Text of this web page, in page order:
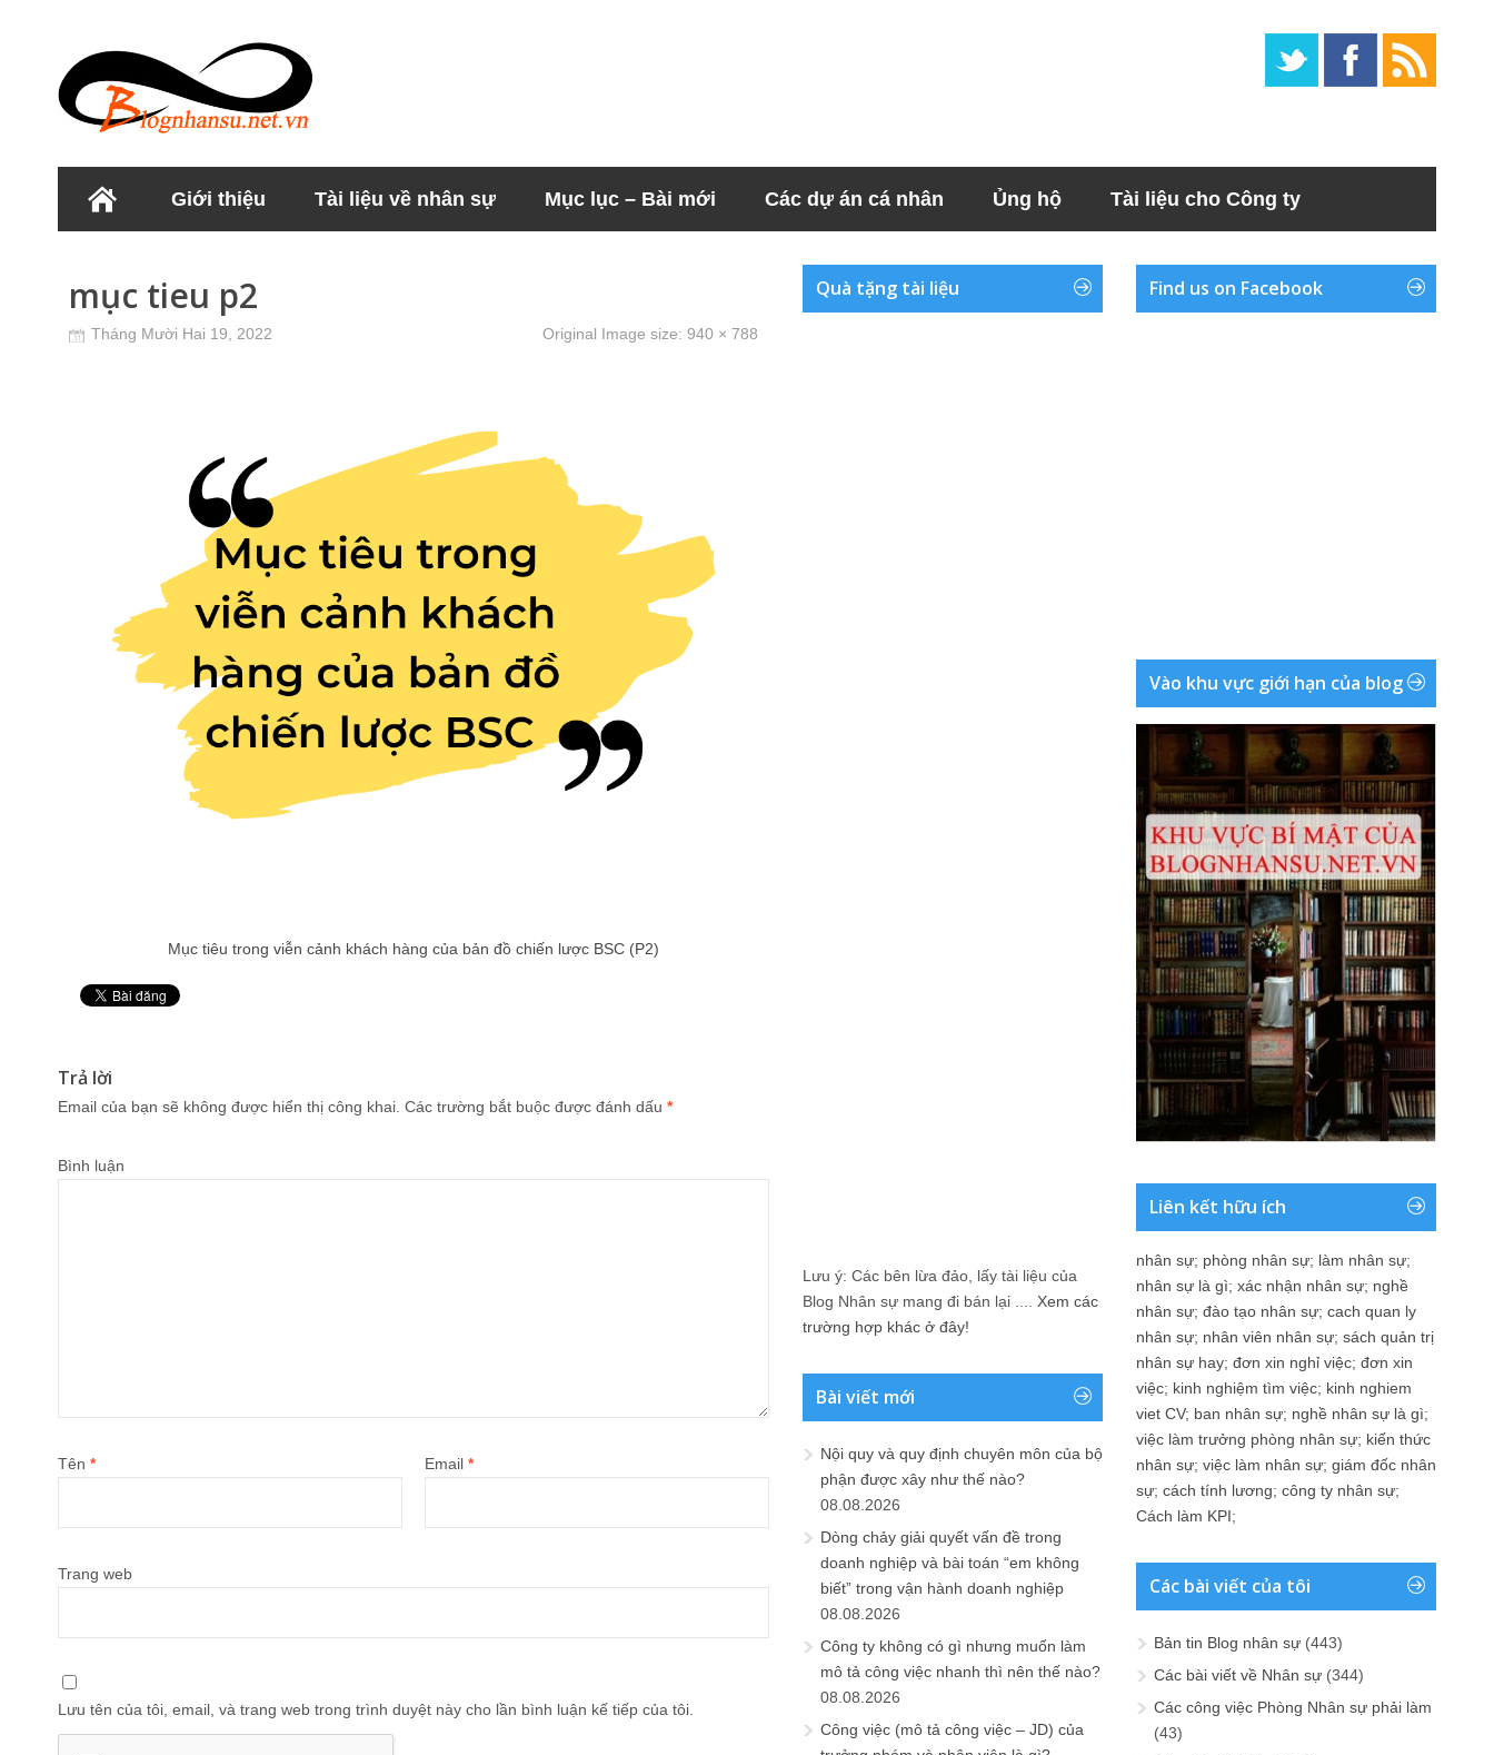
Giới thiệu Tài liệu về nhân sự Mục lục – Bài mới Các dự án cá nhân Ủng hộ Tài liệu cho Công ty
mục tieu p2
Tháng Mười Hai 19, 2022 Original Image size: 940 × 788
Mục tiêu trong viễn cảnh khách hàng của bản đồ chiến lược BSC (P2)
Trả lời
Email của bạn sẽ không được hiển thị công khai. Các trường bắt buộc được đánh dấu *
Bình luận
Tên * Email *
Trang web
Lưu tên của tôi, email, và trang web trong trình duyệt này cho lần bình luận kế tiếp của tôi.
Quà tặng tài liệu
Lưu ý: Các bên lừa đảo, lấy tài liệu của
Blog Nhân sự mang đi bán lại .... Xem các
trường hợp khác ở đây!
Bài viết mới
Nội quy và quy định chuyên môn của bộ
phận được xây như thế nào?
08.08.2026
Dòng chảy giải quyết vấn đề trong
doanh nghiệp và bài toán “em không
biết” trong vận hành doanh nghiệp
08.08.2026
Công ty không có gì nhưng muốn làm
mô tả công việc nhanh thì nên thế nào?
08.08.2026
Công việc (mô tả công việc – JD) của
Find us on Facebook
Vào khu vực giới hạn của blog
Liên kết hữu ích
nhân sự; phòng nhân sự; làm nhân sự;
nhân sự là gì; xác nhận nhân sự; nghề
nhân sự; đào tạo nhân sự; cach quan ly
nhân sự; nhân viên nhân sự; sách quản trị
nhân sự hay; đơn xin nghỉ việc; đơn xin
việc; kinh nghiệm tìm việc; kinh nghiem
viet CV; ban nhân sự; nghề nhân sự là gì;
việc làm trưởng phòng nhân sự; kiến thức
nhân sự; việc làm nhân sự; giám đốc nhân
sự; cách tính lương; công ty nhân sự;
Cách làm KPI;
Các bài viết của tôi
Bản tin Blog nhân sự (443)
Các bài viết về Nhân sự (344)
Các công việc Phòng Nhân sự phải làm
(43)